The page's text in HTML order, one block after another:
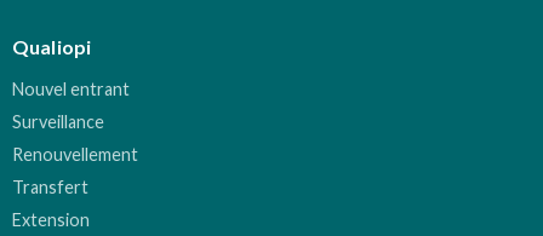
Qualiopi
Nouvel entrant
Surveillance
Renouvellement
Transfert
Extension